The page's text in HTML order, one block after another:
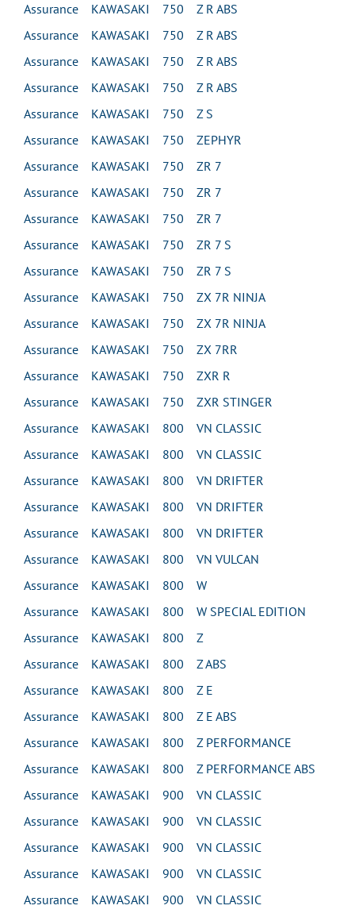
Assurance KAWASAKI 750 Z R ABS
Assurance KAWASAKI 750 Z R ABS
Assurance KAWASAKI 750 Z R ABS
Assurance KAWASAKI 750 Z R ABS
Assurance KAWASAKI 750 Z S
Assurance KAWASAKI 750 ZEPHYR
Assurance KAWASAKI 750 ZR 7
Assurance KAWASAKI 750 ZR 7
Assurance KAWASAKI 750 ZR 7
Assurance KAWASAKI 750 ZR 7 S
Assurance KAWASAKI 750 ZR 7 S
Assurance KAWASAKI 750 ZX 7R NINJA
Assurance KAWASAKI 750 ZX 7R NINJA
Assurance KAWASAKI 750 ZX 7RR
Assurance KAWASAKI 750 ZXR R
Assurance KAWASAKI 750 ZXR STINGER
Assurance KAWASAKI 800 VN CLASSIC
Assurance KAWASAKI 800 VN CLASSIC
Assurance KAWASAKI 800 VN DRIFTER
Assurance KAWASAKI 800 VN DRIFTER
Assurance KAWASAKI 800 VN DRIFTER
Assurance KAWASAKI 800 VN VULCAN
Assurance KAWASAKI 800 W
Assurance KAWASAKI 800 W SPECIAL EDITION
Assurance KAWASAKI 800 Z
Assurance KAWASAKI 800 Z ABS
Assurance KAWASAKI 800 Z E
Assurance KAWASAKI 800 Z E ABS
Assurance KAWASAKI 800 Z PERFORMANCE
Assurance KAWASAKI 800 Z PERFORMANCE ABS
Assurance KAWASAKI 900 VN CLASSIC
Assurance KAWASAKI 900 VN CLASSIC
Assurance KAWASAKI 900 VN CLASSIC
Assurance KAWASAKI 900 VN CLASSIC
Assurance KAWASAKI 900 VN CLASSIC